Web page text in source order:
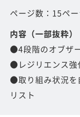
ページ数：15ペ
内容（一部抜粋）
●4段階のオブザ
●レジリエンス強
●取り組み状況を
リスト